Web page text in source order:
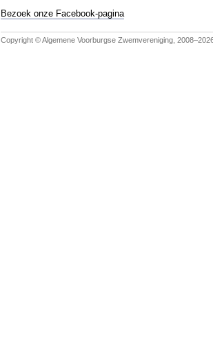
Bezoek onze Facebook-pagina
Copyright © Algemene Voorburgse Zwemvereniging,